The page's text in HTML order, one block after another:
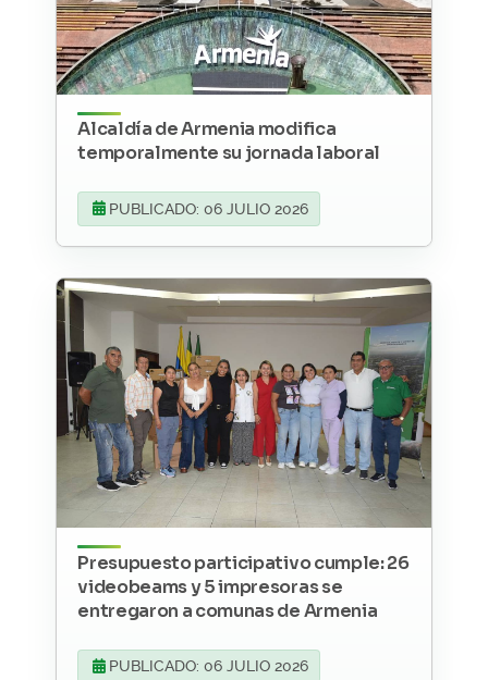
Alcaldía de Armenia modifica
temporalmente su jornada laboral
PUBLICADO: 06 JULIO 2026
Presupuesto participativo cumple: 26
videobeams y 5 impresoras se
entregaron a comunas de Armenia
PUBLICADO: 06 JULIO 2026